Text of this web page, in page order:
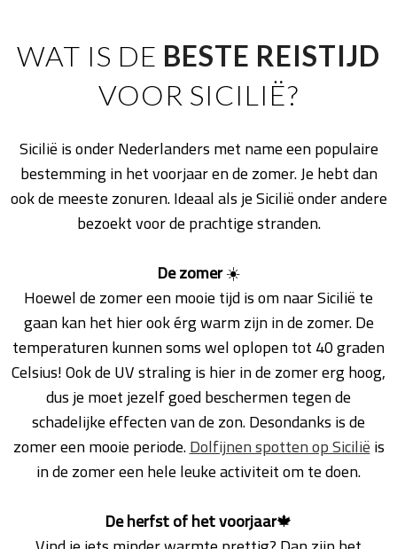
WAT IS DE BESTE REISTIJD
VOOR SICILIË?
Sicilië is onder Nederlanders met name een populaire
bestemming in het voorjaar en de zomer. Je hebt dan
ook de meeste zonuren. Ideaal als je Sicilië onder andere
bezoekt voor de prachtige stranden.
De zomer☀️
Hoewel de zomer een mooie tijd is om naar Sicilië te
gaan kan het hier ook érg warm zijn in de zomer. De
temperaturen kunnen soms wel oplopen tot 40 graden
Celsius! Ook de UV straling is hier in de zomer erg hoog,
dus je moet jezelf goed beschermen tegen de
schadelijke effecten van de zon. Desondanks is de
zomer een mooie periode.Dolfijnen spotten op Siciliëis
in de zomer een hele leuke activiteit om te doen.
De herfstof het voorjaar🍁